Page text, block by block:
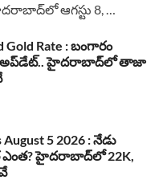
ఆగస్టు 8, …
Gold Rate : బంగారం
అప్‌డేట్.. హైదరాబాద్‌లో తాజా
August 5 2026 : నేడు
ఎంత? హైదరాబాద్‌లో 22K,